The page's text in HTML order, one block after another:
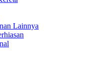
Lainnya